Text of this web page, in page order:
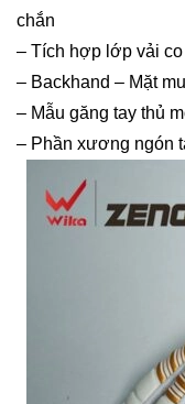
chắn
– Tích hợp lớp vải
– Backhand – Mặt
– Mẫu găng tay thủ
– Phần xương ngón